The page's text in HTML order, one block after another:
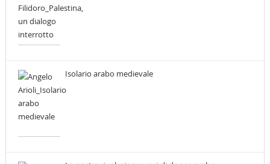
Isolario arabo medievale